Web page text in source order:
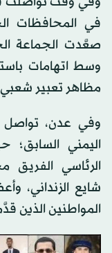
في المحافظات
صعَّدت الجماعة
وسط اتهامات
مظاهر تعبير
وفي عدن، تواصل
اليمني
الرئاسي
شايع الزنداني،
المواطنين الذين